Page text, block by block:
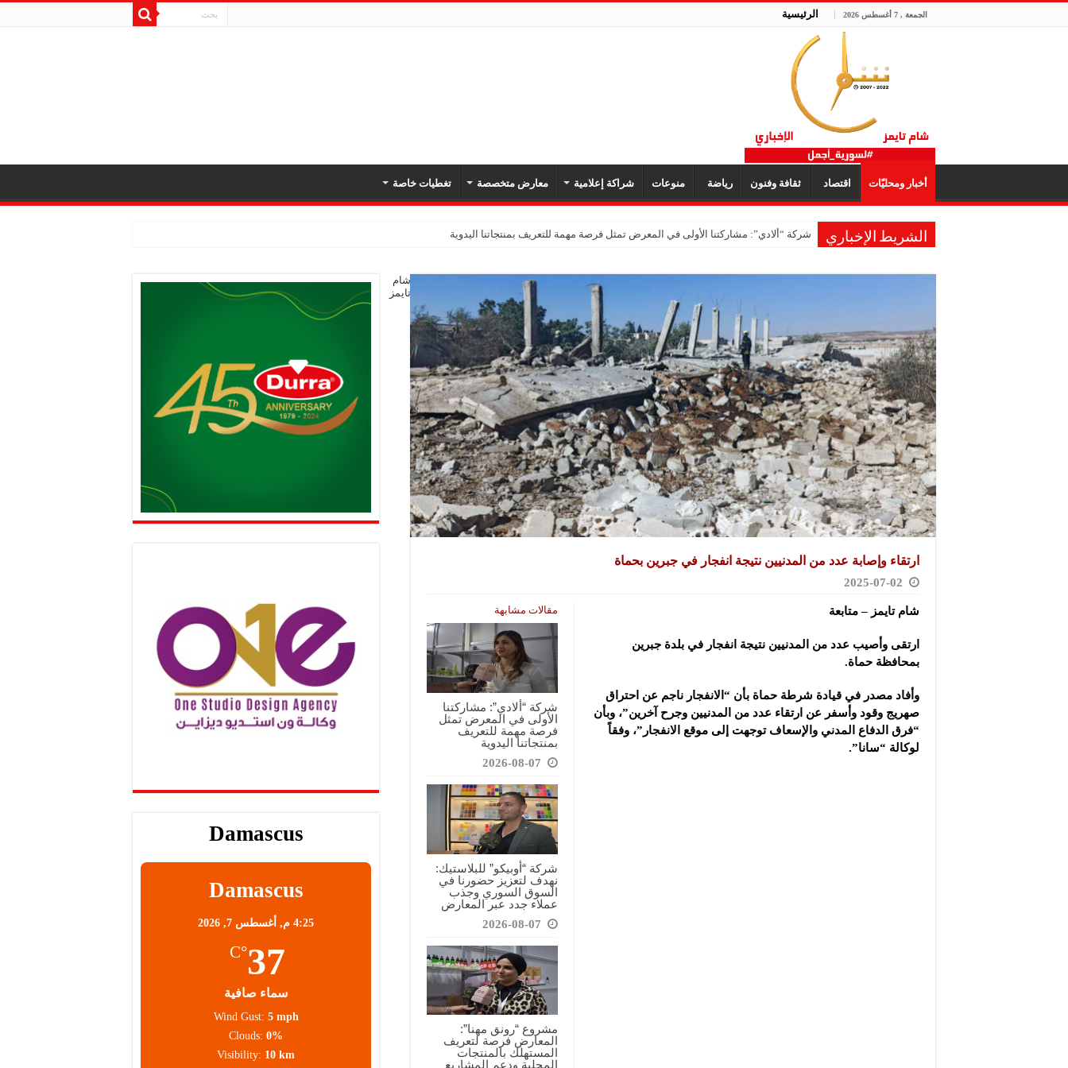
الجمعة , 7 أغسطس 2026 الرئيسية
أخبار ومحليّات اقتصاد ثقافة وفنون رياضة منوعات شراكة إعلامية معارض متخصصة تغطيات خاصة
الشريط الإخباري شركة “ألادي”: مشاركتنا الأولى في المعرض تمثل فرصة مهمة للتعريف بمنتجاتنا اليدوية
ارتقاء وإصابة عدد من المدنيين نتيجة انفجار في جبرين بحماة
2025-07-02
مقالات مشابهة
شركة “ألادي”: مشاركتنا
الأولى في المعرض تمثل
فرصة مهمة للتعريف
بمنتجاتنا اليدوية
2026-08-07
شركة “أوبيكو” للبلاستيك:
نهدف لتعزيز حضورنا في
السوق السوري وجذب
عملاء جدد عبر المعارض
2026-08-07
مشروع “رونق مهنا”:
المعارض فرصة لتعريف
المستهلك بالمنتجات
المحلية ودعم المشاريع
شام تايمز – متابعة
ارتقى وأصيب عدد من المدنيين نتيجة انفجار في بلدة جبرين
بمحافظة حماة.
وأفاد مصدر في قيادة شرطة حماة بأن “الانفجار ناجم عن احتراق
صهريج وقود وأسفر عن ارتقاء عدد من المدنيين وجرح آخرين”، وبأن
“فرق الدفاع المدني والإسعاف توجهت إلى موقع الانفجار”، وفقاً
لوكالة “سانا”.
Damascus
Damascus
4:25 م, أغسطس 7, 2026
37
°C
سماء صافية
Wind Gust: 5 mph
Clouds: 0%
Visibility: 10 km
شام
تايمز